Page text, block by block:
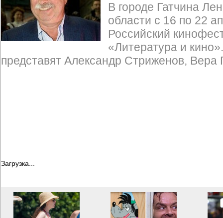
В городе Гатчина
области с 16 по 22
Российский
«Литература и
представят Александр Стриженов, Вера
Загрузка...